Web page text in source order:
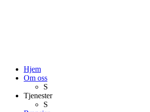
Hjem
Om oss
S
Tjenester
S